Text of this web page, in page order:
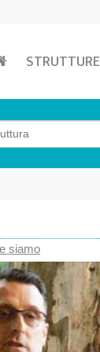
STRUTTURE
siamo